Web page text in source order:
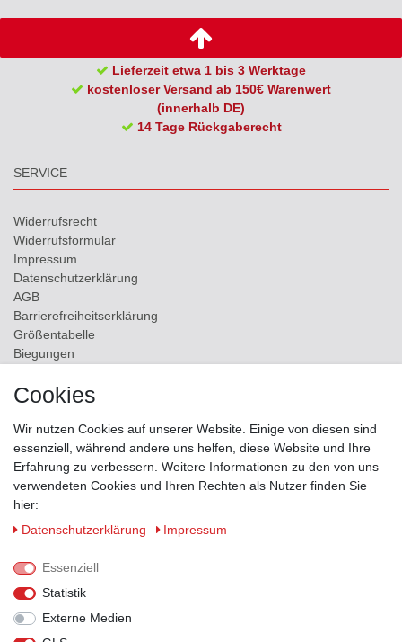
Lieferzeit etwa 1 bis 3 Werktage
kostenloser Versand ab 150€ Warenwert
(innerhalb DE)
14 Tage Rückgaberecht
SERVICE
Widerrufs­recht
Widerrufs­formular
Impressum
Daten­schutz­erklärung
AGB
Barrierefreiheitserklärung
Größentabelle
Biegungen
Kontakt
ZAHLUNGSMÖGLICHKEITEN
Cookies
Wir nutzen Cookies auf unserer Website. Einige von diesen sind
essenziell, während andere uns helfen, diese Website und Ihre
Erfahrung zu verbessern. Weitere Informationen zu den von uns
verwendeten Cookies und Ihren Rechten als Nutzer finden Sie
hier:
Daten­schutz­erklärung
Impressum
Essenziell
Statistik
Externe Medien